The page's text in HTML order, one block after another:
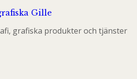
Gille
grafiska produkter och tjänster